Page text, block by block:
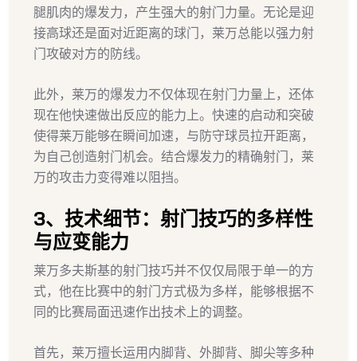
腿肌肉的爆发力，产生强大的射门力量。无论是迎
接高球还是面对近距离的球门，莱万总能以强力射
门攻破对方的防线。
此外，莱万的爆发力不仅体现在射门力量上，还体
现在他快速做出反应的能力上。快速的启动和突破
使得莱万能够在瞬间加速，与防守球员拉开距离，
为自己创造射门机会。结合爆发力的精确射门，莱
万的攻击力变得难以阻挡。
3、技术细节：射门技巧的多样性
与应变能力
莱万多夫斯基的射门技巧并不仅仅局限于单一的方
式，他在比赛中的射门方式极为多样，能够根据不
同的比赛局面迅速作出技术上的调整。
首先，莱万擅长运用内脚背、外脚背、脚尖等多种